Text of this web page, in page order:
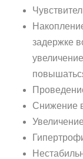
задержке
Снижение